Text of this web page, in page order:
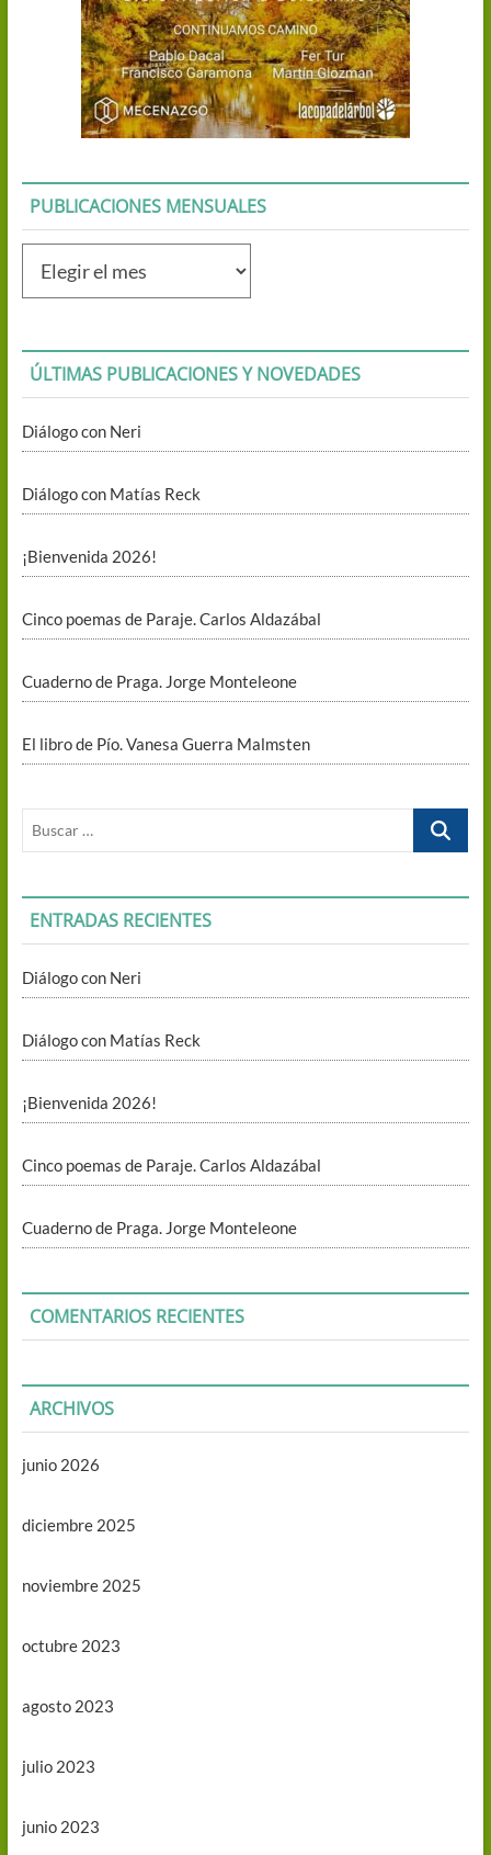
PUBLICACIONES MENSUALES
mensuales
ÚLTIMAS PUBLICACIONES Y NOVEDADES
Diálogo con Neri
Diálogo con Matías Reck
¡Bienvenida 2026!
Cinco poemas de Paraje. Carlos Aldazábal
Cuaderno de Praga. Jorge Monteleone
El libro de Pío. Vanesa Guerra Malmsten
Buscar
ENTRADAS RECIENTES
Diálogo con Neri
Diálogo con Matías Reck
¡Bienvenida 2026!
Cinco poemas de Paraje. Carlos Aldazábal
Cuaderno de Praga. Jorge Monteleone
COMENTARIOS RECIENTES
ARCHIVOS
junio 2026
diciembre 2025
noviembre 2025
octubre 2023
agosto 2023
julio 2023
junio 2023